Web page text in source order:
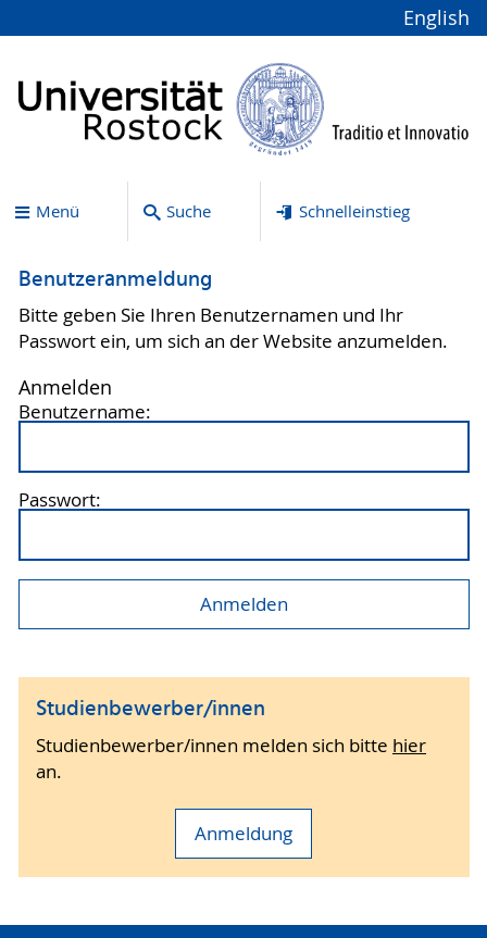
English
Menü Suche Schnelleinstieg
Benutzeranmeldung
Bitte geben Sie Ihren Benutzernamen und Ihr
Passwort ein, um sich an der Website anzumelden.
Anmelden
Benutzername:
Passwort:
Studienbewerber/innen
Studienbewerber/innen melden sich bitte hier
an.
Anmeldung